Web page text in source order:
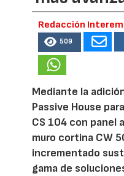
Redacción
509
Mediante la
Passive House
CS 104 con panel
muro cortina CW
incrementado
gama de